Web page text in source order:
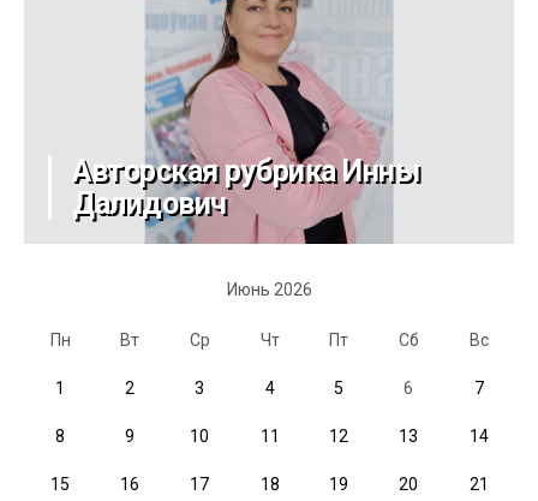
Авторская рубрика Инны
Далидович
Июнь 2026
Пн Вт Ср Чт Пт Сб Вс
1 2 3 4 5 6 7
8 9 10 11 12 13 14
15 16 17 18 19 20 21